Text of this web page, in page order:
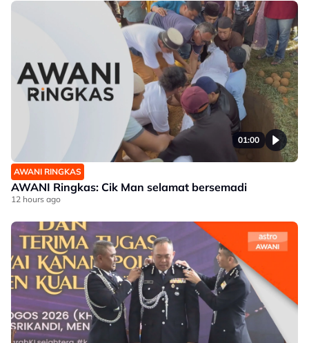
01:00
AWANI RINGKAS
AWANI Ringkas: Cik Man selamat bersemadi
12 hours ago